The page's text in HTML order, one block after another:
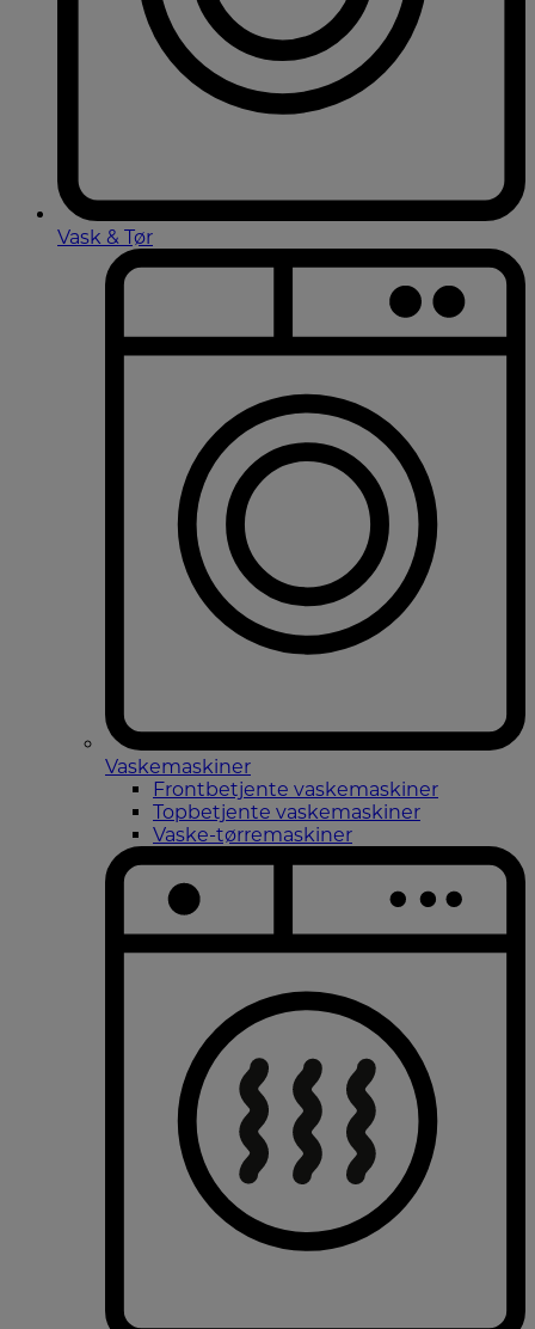
Vask & Tør
Vaskemaskiner
Frontbetjente vaskemaskiner
Topbetjente vaskemaskiner
Vaske-tørremaskiner